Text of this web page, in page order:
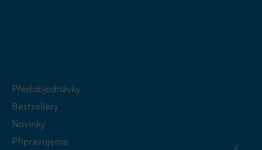
Předobjednávky
Bestsellery
Novinky
Připravujeme